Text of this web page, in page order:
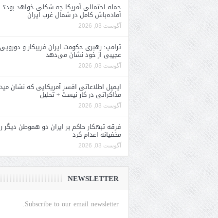
حمله احتمالی آمریکا چه شکلی خواهد بود؟
آماده‌باش کامل در شمال غرب ایران
آگوست 03, 2026
ترامپ: رهبری حکومت ایران فریبکار و دورویی
عجیبی از خود نشان می‌دهد
آگوست 03, 2026
ایمیل اطلاعاتی افسر آمریکایی که نشان
مذاکراتی در کار نیست + تحلیل
آگوست 03, 2026
فرقه تبهکار حاکم بر ایران دو هموطن دیگر
مخفیانه اعدام کرد
آگوست 03, 2026
NEWSLETTER
Subscribe to our email newsletter.